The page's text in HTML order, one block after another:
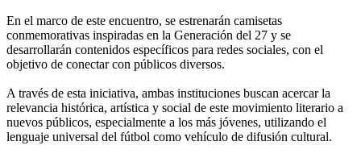
En el marco de este encuentro, se estrenarán camisetas
conmemorativas inspiradas en la Generación del 27 y se
desarrollarán contenidos específicos para redes sociales, con el
objetivo de conectar con públicos diversos.
A través de esta iniciativa, ambas instituciones buscan acercar la
relevancia histórica, artística y social de este movimiento literario a
nuevos públicos, especialmente a los más jóvenes, utilizando el
lenguaje universal del fútbol como vehículo de difusión cultural.